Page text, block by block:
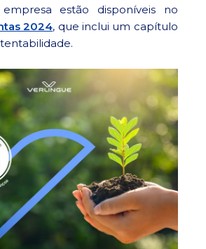
estão disponíveis no
2024, que inclui um capítulo